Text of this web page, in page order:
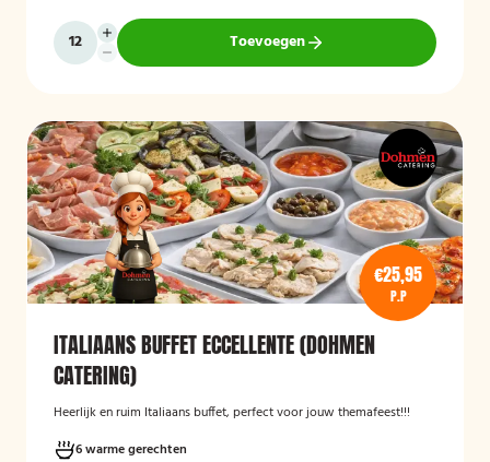
Toevoegen
€25,95
P.P
ITALIAANS BUFFET ECCELLENTE (DOHMEN
CATERING)
Heerlijk en ruim Italiaans buffet, perfect voor jouw themafeest!!!
6 warme gerechten